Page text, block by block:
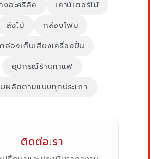
งอะคริลิค
เคาน์เตอร์ไม้
ลังไม้
กล่องโฟม
กล่องเก็บเสียงเครื่องปั่น
อุปกรณ์ร้านกาแฟ
ผลิตตามแบบทุกประเภท
ติดต่อเรา